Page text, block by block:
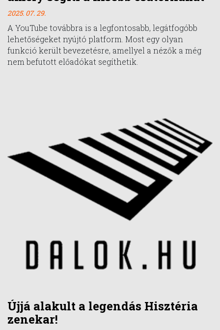
2025. 07. 29.
A YouTube továbbra is a legfontosabb, legátfogóbb
lehetőségeket nyújtó platform. Most egy olyan
funkció került bevezetésre, amellyel a nézők a még
nem befutott előadókat segíthetik.
Újjá alakult a legendás Hisztéria
zenekar!